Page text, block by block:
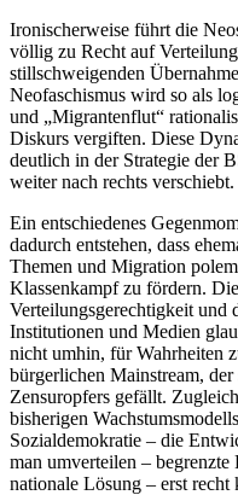
Ironischerweise führt die
völlig zu Recht auf
stillschweigenden
Neofaschismus wird so als
und „Migrantenflut“
Diskurs vergiften. Diese
deutlich in der Strategie der
weiter nach rechts verschiebt.
Ein entschiedenes
dadurch entstehen, dass
Themen und Migration
Klassenkampf zu fördern.
Verteilungsgerechtigkeit und
Institutionen und Medien
nicht umhin, für Wahrheiten
bürgerlichen Mainstream,
Zensuropfers gefällt.
bisherigen
Sozialdemokratie – die
man umverteilen –
nationale Lösung – erst recht